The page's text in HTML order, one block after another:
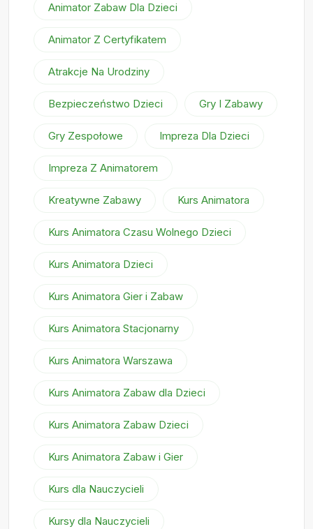
Animator Zabaw Dla Dzieci
Animator Z Certyfikatem
Atrakcje Na Urodziny
Bezpieczeństwo Dzieci Gry I Zabawy
Gry Zespołowe Impreza Dla Dzieci
Impreza Z Animatorem
Kreatywne Zabawy Kurs Animatora
Kurs Animatora Czasu Wolnego Dzieci
Kurs Animatora Dzieci
Kurs Animatora Gier i Zabaw
Kurs Animatora Stacjonarny
Kurs Animatora Warszawa
Kurs Animatora Zabaw dla Dzieci
Kurs Animatora Zabaw Dzieci
Kurs Animatora Zabaw i Gier
Kurs dla Nauczycieli
Kursy dla Nauczycieli